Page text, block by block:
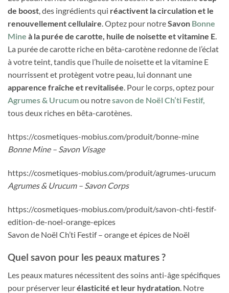
de boost, des ingrédients qui réactivent la circulation et le
renouvellement cellulaire. Optez pour notreSavon Bonne
Mine à la purée de carotte, huile de noisette et vitamine E.
La purée de carotte riche en bêta-carotène redonne de l’éclat
à votre teint, tandis que l’huile de noisette et la vitamine E
nourrissent et protègent votre peau, lui donnant une
apparence fraîche et revitalisée. Pour le corps, optez pour
Agrumes & Urucumou notresavon de Noël Ch’ti Festif,
tous deux riches en bêta-carotènes.
https://cosmetiques-mobius.com/produit/bonne-mine
Bonne Mine – Savon Visage
https://cosmetiques-mobius.com/produit/agrumes-urucum
Agrumes & Urucum – Savon Corps
https://cosmetiques-mobius.com/produit/savon-chti-festif-
edition-de-noel-orange-epices
Savon de Noël Ch’ti Festif – orange et épices de Noël
Quel savon pour les peaux matures ?
Les peaux matures nécessitent des soins anti-âge spécifiques
pour préserver leurélasticité et leur hydratation. Notre